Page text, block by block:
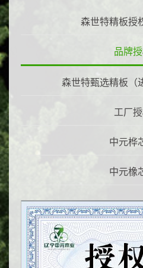
刨花板系列
授权查询
森世特甄选精板（进口）系列授权
工厂授权
厂区设备
联系我们
森世特精板授
品牌
森世特甄选精板（
工厂
中元桦
中元橡